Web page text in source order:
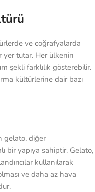
ve coğrafyalarda
tutar. Her ülkenin
şekli farklılık gösterebilir.
kültürlerine dair bazı
gelato, diğer
bir yapıya sahiptir. Gelato,
kullanılarak
ve daha az hava